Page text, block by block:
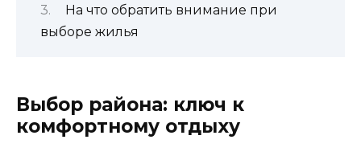
На что обратить внимание при
выборе жилья
Выбор района: ключ к
комфортному отдыху